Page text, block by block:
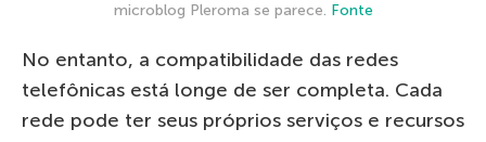
microblog Pleroma se parece. Fonte
No entanto, a compatibilidade das redes
telefônicas está longe de ser completa. Cada
rede pode ter seus próprios serviços e recursos